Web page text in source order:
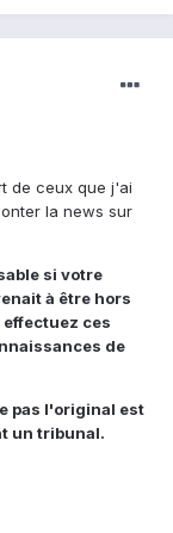
de ceux que j'ai
la news sur
si votre
à être hors
ces
de
pas l'original est
un tribunal.